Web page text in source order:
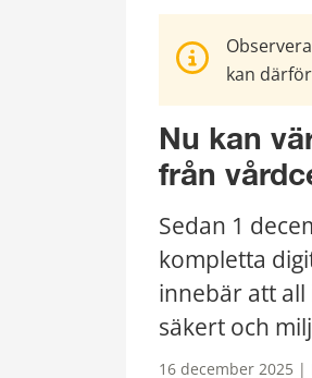
kan
Nu kan
från
Sedan 1
kompletta
innebär att
säkert och
16 december 2025 |